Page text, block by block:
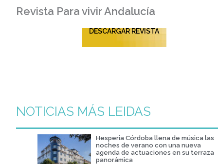
Revista Para vivir Andalucía
DESCARGAR REVISTA
NOTICIAS MÁS LEIDAS
Hesperia Córdoba llena de música las
noches de verano con una nueva
agenda de actuaciones en su terraza
panorámica